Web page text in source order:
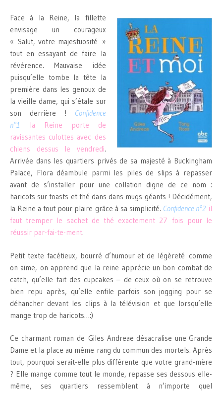
Face à la Reine, la fillette
envisage un courageux
« Salut, votre majestuosité »
tout en essayant de faire la
révérence. Mauvaise idée
puisqu’elle tombe la tête la
première dans les genoux de
la vieille dame, qui s’étale sur
son derrière !
Confidence
n°1
la Reine porte de
ravissantes culottes avec des
chiens dessus le vendredi.
Arrivée dans les quartiers privés de sa majesté à Buckingham
Palace, Flora déambule parmi les piles de slips à repasser
avant de s’installer pour une collation digne de ce nom :
haricots sur toasts et thé dans dans mugs géants ! Décidément,
la Reine a tout pour plaire grâce à sa simplicité. Confidence n°2 il
faut tremper le sachet de thé exactement 27 fois pour le
réussir par-fai-te-ment.
Petit texte facétieux, bourré d’humour et de légèreté comme
on aime, on apprend que la reine apprécie un bon combat de
catch, qu’elle fait des cupcakes – de ceux où on se retrouve
bien repu après, qu’elle enfile parfois son jogging pour se
déhancher devant les clips à la télévision et que lorsqu’elle
mange trop de haricots…:)
Ce charmant roman de Giles Andreae désacralise une Grande
Dame et la place au même rang du commun des mortels. Après
tout, pourquoi serait-elle plus différente que votre grand-mère
? Elle mange comme tout le monde, repasse ses dessous elle-
même, ses quartiers ressemblent à n’importe quel